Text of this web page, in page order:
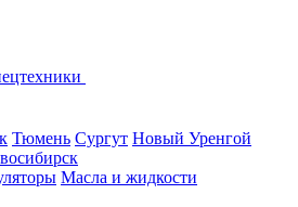
Тюмень Сургут Новый Уренгой
Масла и жидкости